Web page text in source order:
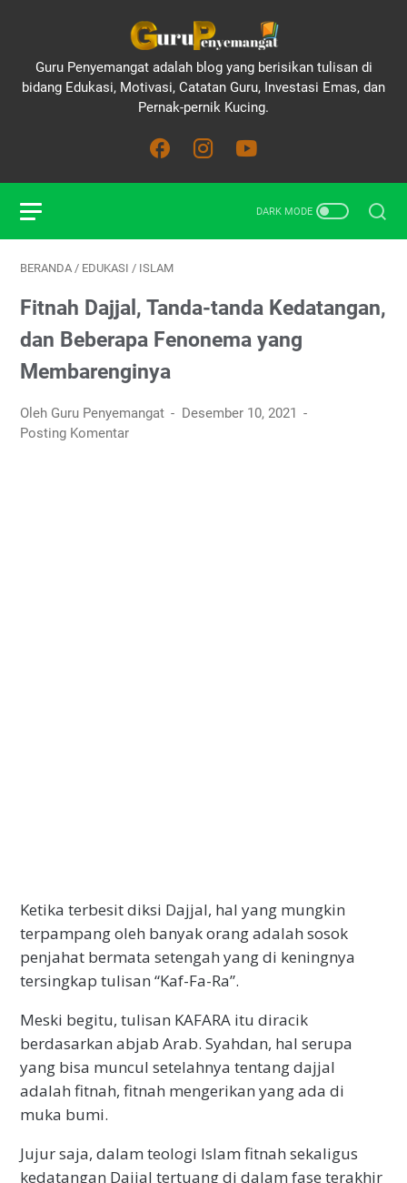
Guru Penyemangat adalah blog yang berisikan tulisan di
bidang Edukasi, Motivasi, Catatan Guru, Investasi Emas, dan
Pernak-pernik Kucing.
BERANDA / EDUKASI / ISLAM
Fitnah Dajjal, Tanda-tanda Kedatangan,
dan Beberapa Fenonema yang
Membarenginya
Oleh Guru Penyemangat
Desember 10, 2021
Posting Komentar
Ketika terbesit diksi Dajjal, hal yang mungkin
terpampang oleh banyak orang adalah sosok
penjahat bermata setengah yang di keningnya
tersingkap tulisan “Kaf-Fa-Ra”.
Meski begitu, tulisan KAFARA itu diracik
berdasarkan abjab Arab. Syahdan, hal serupa
yang bisa muncul setelahnya tentang dajjal
adalah fitnah, fitnah mengerikan yang ada di
muka bumi.
Jujur saja, dalam teologi Islam fitnah sekaligus
kedatangan Dajjal tertuang di dalam fase terakhir